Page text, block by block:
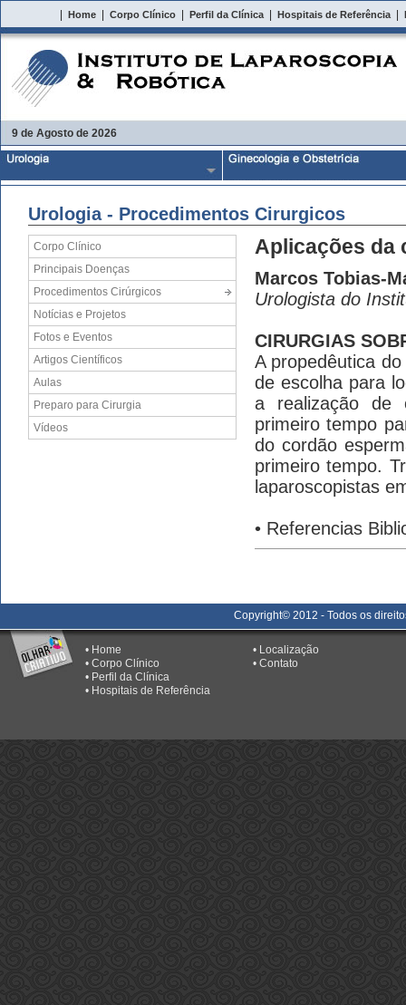
Home| Corpo Clínico| Perfil da Clínica| Hospitais de Referência|
9 de Agosto de 2026
Urologia - Procedimentos Cirurgicos
Corpo Clínico
Principais Doenças
Procedimentos Cirúrgicos
Notícias e Projetos
Fotos e Eventos
Artigos Científicos
Aulas
Preparo para Cirurgia
Vídeos
Aplicações da
Marcos Tobias-
Urologista do
CIRURGIAS
A propedêutica
de escolha para
a realização de
primeiro tempo
do cordão
primeiro tempo.
laparoscopistas
• Referencias
Copyright© 2012 - Todos os
• Home
• Corpo Clínico
• Perfil da Clínica
• Hospitais de Referência
• Localização
• Contato